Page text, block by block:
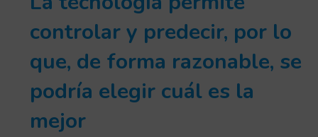
controlar y predecir, por lo
que, de forma razonable, se
podría elegir cuál es la
mejor